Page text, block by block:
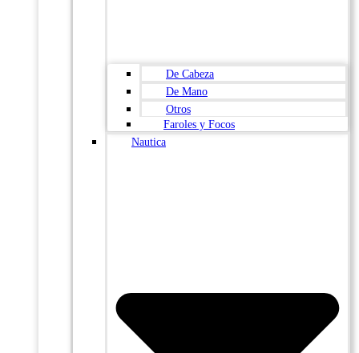
De Cabeza
De Mano
Otros
Faroles y Focos
Nautica